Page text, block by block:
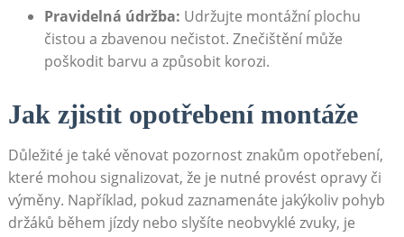
Pravidelná údržba: Udržujte montážní⁢ plochu
čistou a zbavenou nečistot. Znečištění může
poškodit barvu a způsobit ‌korozi.
Jak zjistit opotřebení montáže
Důležité je také ⁢věnovat ⁢pozornost znakům opotřebení,
které mohou signalizovat, že je nutné ‌provést opravy či
výměny. Například, pokud zaznamenáte jakýkoliv pohyb
držáků během jízdy nebo slyšíte neobvyklé zvuky, je